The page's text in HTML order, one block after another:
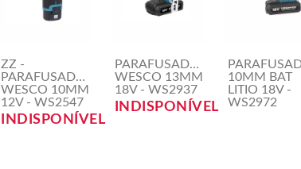
ZZ -
PARAFUSADEIRA/FURAD.IMPACTO
WESCO 10MM
12V - WS2547
INDISPONÍVEL
PARAFUSADEIRA/
WESCO 13MM
18V - WS2937
INDISPONÍVEL
10MM BAT
LITIO 18V -
WS2972